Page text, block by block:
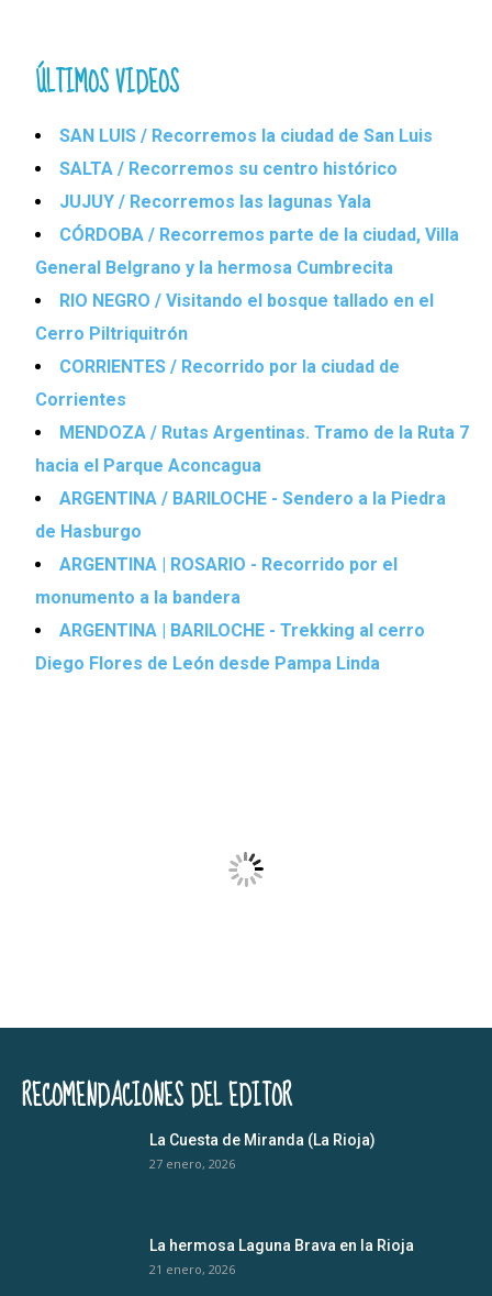
ÚLTIMOS VIDEOS
SAN LUIS / Recorremos la ciudad de San Luis
SALTA / Recorremos su centro histórico
JUJUY / Recorremos las lagunas Yala
CÓRDOBA / Recorremos parte de la ciudad, Villa
General Belgrano y la hermosa Cumbrecita
RIO NEGRO / Visitando el bosque tallado en el
Cerro Piltriquitrón
CORRIENTES / Recorrido por la ciudad de
Corrientes
MENDOZA / Rutas Argentinas. Tramo de la Ruta 7
hacia el Parque Aconcagua
ARGENTINA / BARILOCHE - Sendero a la Piedra
de Hasburgo
ARGENTINA | ROSARIO - Recorrido por el
monumento a la bandera
ARGENTINA | BARILOCHE - Trekking al cerro
Diego Flores de León desde Pampa Linda
RECOMENDACIONES DEL EDITOR
La Cuesta de Miranda (La Rioja)
27 enero, 2026
La hermosa Laguna Brava en la Rioja
21 enero, 2026